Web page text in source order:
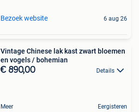
Bezoek website 6 aug 26
Vintage Chinese lak kast zwart bloemen
en vogels / bohemian
€ 890,00 Details
Meer Eergisteren